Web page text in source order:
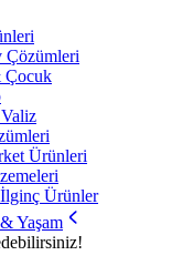
Çözümleri
Çocuk
Ürünleri
Ürünler
Yaşam